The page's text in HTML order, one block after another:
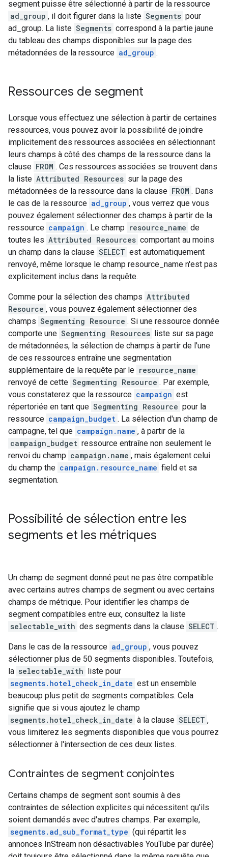
segment puisse être sélectionné à partir de la ressource
ad_group , il doit figurer dans la liste Segments pour
ad_group. La liste Segments correspond à la partie jaune
du tableau des champs disponibles sur la page des
métadonnées de la ressource ad_group .
Ressources de segment
Lorsque vous effectuez une sélection à partir de certaines
ressources, vous pouvez avoir la possibilité de joindre
implicitement des ressources associées en sélectionnant
leurs champs à côté des champs de la ressource dans la
clause FROM . Ces ressources associées se trouvent dans
la liste Attributed Resources sur la page des
métadonnées de la ressource dans la clause FROM . Dans
le cas de la ressource ad_group , vous verrez que vous
pouvez également sélectionner des champs à partir de la
ressource campaign . Le champ resource_name de
toutes les Attributed Resources comportant au moins
un champ dans la clause SELECT est automatiquement
renvoyé, même lorsque le champ resource_name n'est pas
explicitement inclus dans la requête.
Comme pour la sélection des champs Attributed
Resource , vous pouvez également sélectionner des
champs Segmenting Resource . Si une ressource donnée
comporte une Segmenting Resources liste sur sa page
de métadonnées, la sélection de champs à partir de l'une
de ces ressources entraîne une segmentation
supplémentaire de la requête par le resource_name
renvoyé de cette Segmenting Resource . Par exemple,
vous constaterez que la ressource campaign est
répertoriée en tant que Segmenting Resource pour la
ressource campaign_budget . La sélection d'un champ de
campagne, tel que campaign.name , à partir de la
campaign_budget ressource entraîne non seulement le
renvoi du champ campaign.name , mais également celui
du champ the campaign.resource_name field et sa
segmentation.
Possibilité de sélection entre les
segments et les métriques
Un champ de segment donné peut ne pas être compatible
avec certains autres champs de segment ou avec certains
champs de métrique. Pour identifier les champs de
segment compatibles entre eux, consultez la liste
selectable_with des segments dans la clause SELECT .
Dans le cas de la ressource ad_group , vous pouvez
sélectionner plus de 50 segments disponibles. Toutefois,
la selectable_with liste pour
segments.hotel_check_in_date est un ensemble
beaucoup plus petit de segments compatibles. Cela
signifie que si vous ajoutez le champ
segments.hotel_check_in_date à la clause SELECT ,
vous limiterez les segments disponibles que vous pourrez
sélectionner à l'intersection de ces deux listes.
Contraintes de segment conjointes
Certains champs de segment sont soumis à des
contraintes de sélection explicites qui nécessitent qu'ils
soient demandés avec d'autres champs. Par exemple,
segments.ad_sub_format_type (qui répartit les
annonces InStream non désactivables YouTube par durée)